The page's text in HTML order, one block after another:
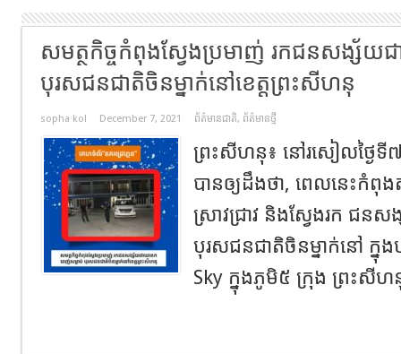
សមត្ថកិច្ចកំពុងស្វែងប្រមាញ់ រកជនសង្ស័យ
បុរសជនជាតិចិនម្នាក់នៅខេត្តព្រះសីហនុ
sopha kol December 7, 2021 ព័ត៌មានជាតិ, ព័ត៌មានថ្មី
ព្រះសីហនុ៖ នៅរសៀលថ្ងៃទី៧
បានឲ្យដឹងថា, ពេលនេះកំពុង
ស្រាវជ្រាវ និងស្វែងរក ជន
បុរសជនជាតិចិនម្នាក់នៅ ក្នុង
Sky ក្នុងភូមិ៥ ក្រុង ព្រះសី